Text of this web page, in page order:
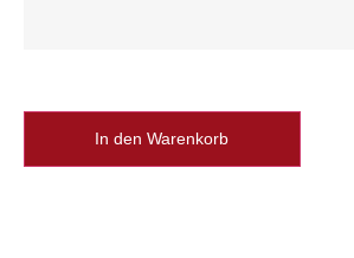
In den Warenkorb